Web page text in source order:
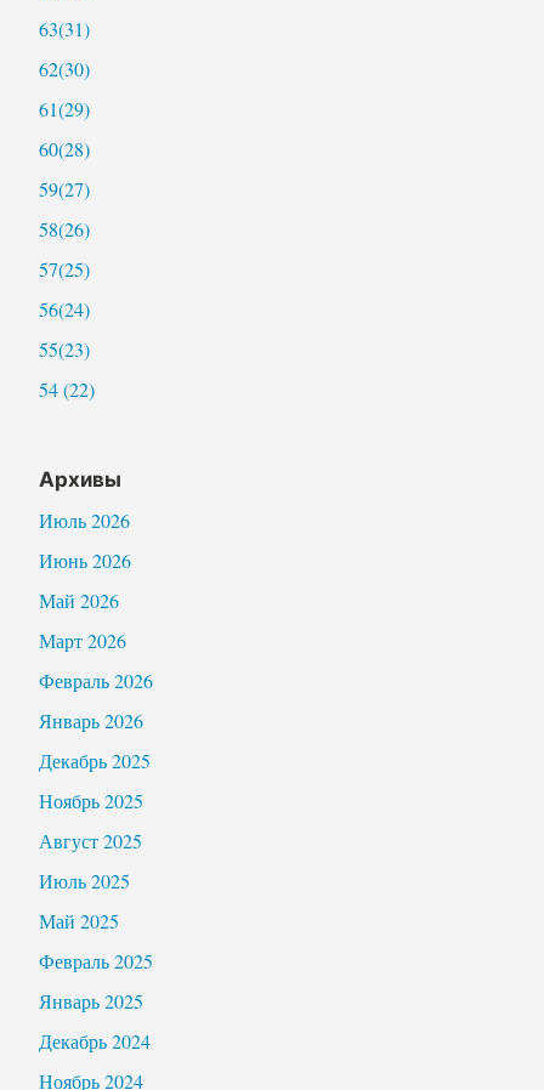
63(31)
62(30)
61(29)
60(28)
59(27)
58(26)
57(25)
56(24)
55(23)
54 (22)
Архивы
Июль 2026
Июнь 2026
Май 2026
Март 2026
Февраль 2026
Январь 2026
Декабрь 2025
Ноябрь 2025
Август 2025
Июль 2025
Май 2025
Февраль 2025
Январь 2025
Декабрь 2024
Ноябрь 2024